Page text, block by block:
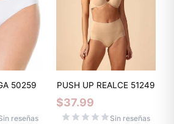
50259
reseñas
PUSH UP REALCE 51249
$37.99
Sin reseñas